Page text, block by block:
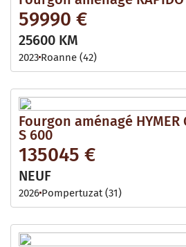
59990 €
25600 KM
2023 Roanne (42)
Fourgon aménagé HYMER
S 600
135045 €
NEUF
2026 Pompertuzat (31)